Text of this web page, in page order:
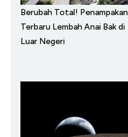
Berubah Total! Penampakan
Terbaru Lembah Anai Bak di
Luar Negeri